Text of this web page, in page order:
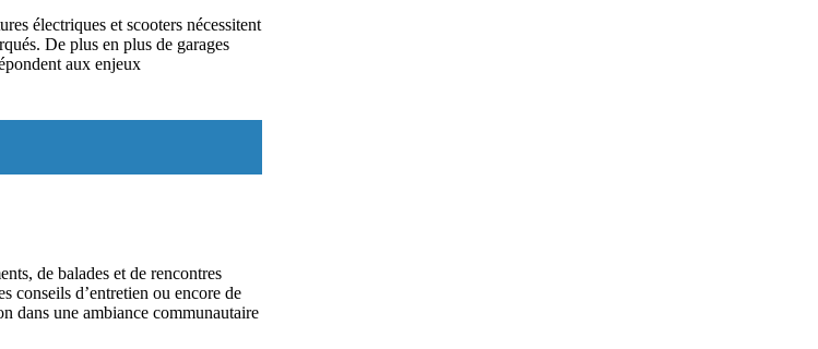
électriques et scooters nécessitent
De plus en plus de garages
aux enjeux
de balades et de rencontres
conseils d’entretien ou encore de
dans une ambiance communautaire